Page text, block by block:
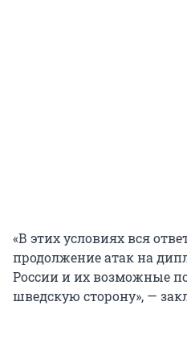
«В этих условиях вся
продолжение атак на
России и их возможные
шведскую сторону», —